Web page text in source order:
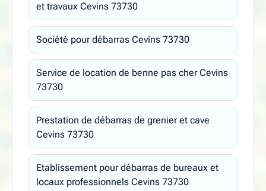
et travaux Cevins 73730
Société pour débarras Cevins 73730
Service de location de benne pas cher Cevins
73730
Prestation de débarras de grenier et cave
Cevins 73730
Etablissement pour débarras de bureaux et
locaux professionnels Cevins 73730